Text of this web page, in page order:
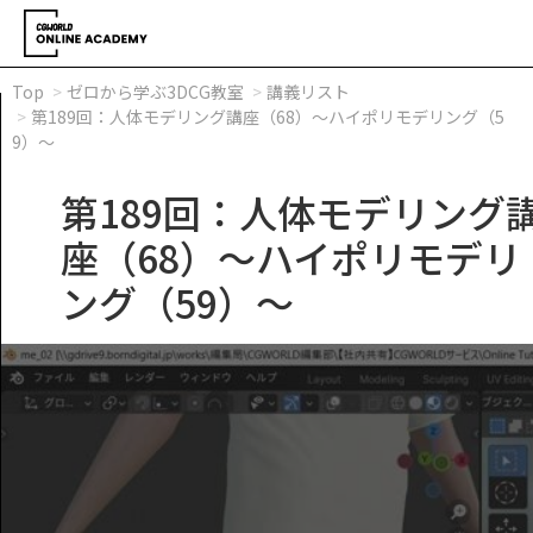
Top ゼロから学ぶ3DCG教室
講義リスト
第189回：人体モデリング講座（68）～ハイポリモデリング（5
9）～
第189回：人体モデリング
座（68）～ハイポリモデリ
ング（59）～